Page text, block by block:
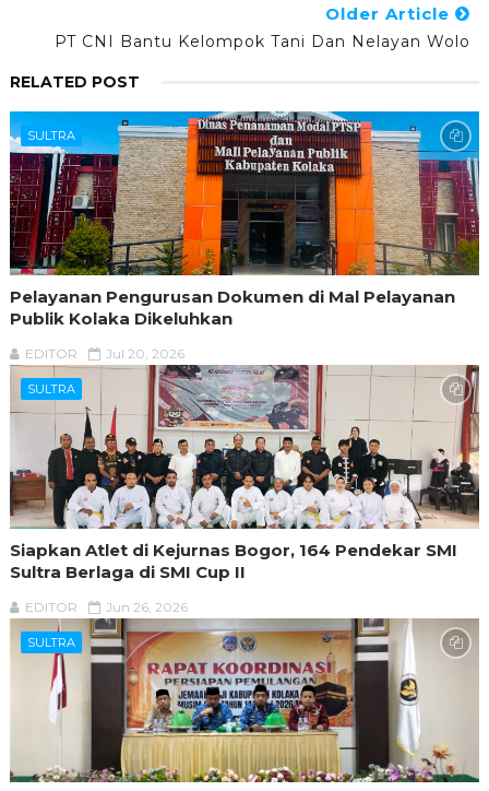
Older Article
PT CNI Bantu Kelompok Tani Dan Nelayan Wolo
RELATED POST
SULTRA
Pelayanan Pengurusan Dokumen di Mal Pelayanan
Publik Kolaka Dikeluhkan
EDITOR Jul 20, 2026
SULTRA
Siapkan Atlet di Kejurnas Bogor, 164 Pendekar SMI
Sultra Berlaga di SMI Cup II
EDITOR Jun 26, 2026
SULTRA